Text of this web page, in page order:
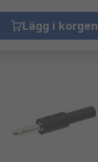
Lägg i korgen